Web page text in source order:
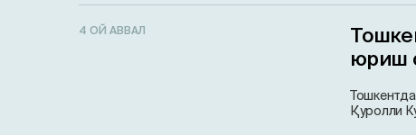
4 ОЙ АВВАЛ
юриш
Қуролли